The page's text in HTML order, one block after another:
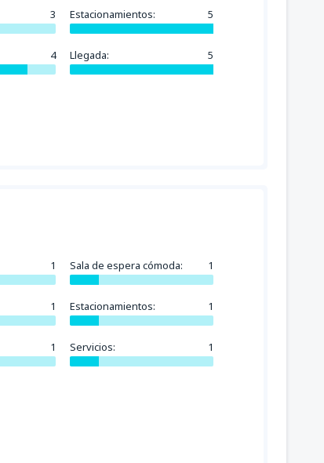
3 Estacionamientos: 5
4 Llegada: 5
1 Sala de espera cómoda: 1
1 Estacionamientos: 1
1 Servicios: 1